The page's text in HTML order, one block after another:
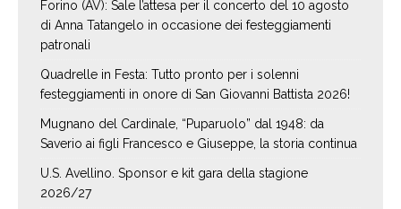
Forino (AV): Sale l’attesa per il concerto del 10 agosto
di Anna Tatangelo in occasione dei festeggiamenti
patronali
Quadrelle in Festa: Tutto pronto per i solenni
festeggiamenti in onore di San Giovanni Battista 2026!
Mugnano del Cardinale, “Puparuolo” dal 1948: da
Saverio ai figli Francesco e Giuseppe, la storia continua
U.S. Avellino. Sponsor e kit gara della stagione
2026/27